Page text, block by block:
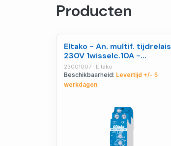
Producten
Eltako - An. multif. tijdrelais
230V 1wisselc.10A -
23001007
23001007 · Eltako
Beschikbaarheid: Levertijd +/- 5
werkdagen